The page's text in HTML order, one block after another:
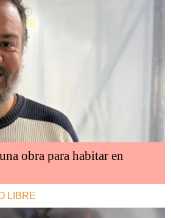
obra para habitar en
LIBRE